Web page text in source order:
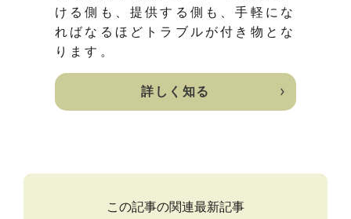
ける側も、提供する側も、手軽にな
ればなるほどトラブルが付き物とな
ります。
詳しく知る
この記事の関連最新記事